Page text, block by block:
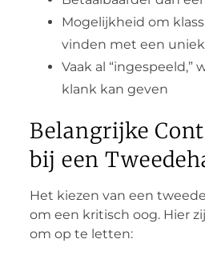
Mogelijkheid om
vinden met een
Vaak al “ingespeeld,”
klank kan geven
Belangrijke
bij een
Het kiezen van een
om een kritisch oog. Hier
om op te letten: